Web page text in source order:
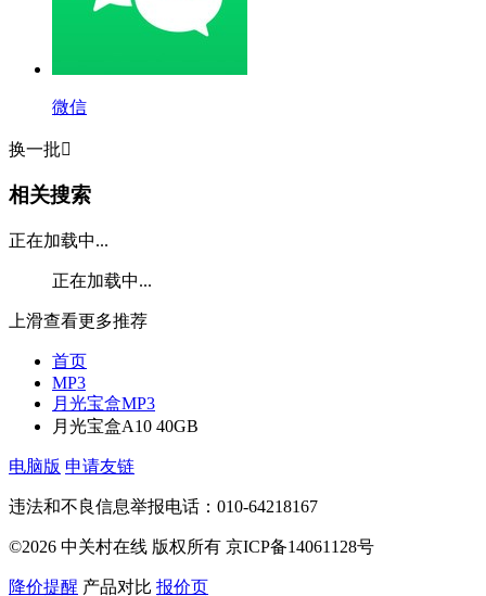
微信
换一批
相关搜索
正在加载中...
正在加载中...
上滑查看更多推荐
首页
MP3
月光宝盒MP3
月光宝盒A10 40GB
电脑版 申请友链
违法和不良信息举报电话：010-64218167
©2026 中关村在线 版权所有 京ICP备14061128号
降价提醒 产品对比 报价页